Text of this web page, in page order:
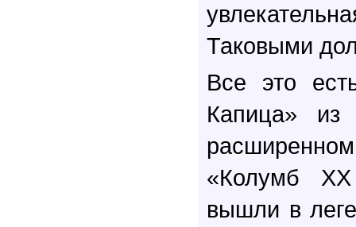
Таковыми
Все это
Капица»
«Колумб
вышли в